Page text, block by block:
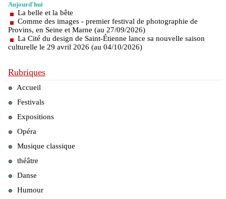
Aujourd'hui
La belle et la bête
Comme des images - premier festival de photographie de
Provins, en Seine et Marne (au 27/09/2026)
La Cité du design de Saint-Étienne lance sa nouvelle saison
culturelle le 29 avril 2026 (au 04/10/2026)
Rubriques
Accueil
Festivals
Expositions
Opéra
Musique classique
théâtre
Danse
Humour